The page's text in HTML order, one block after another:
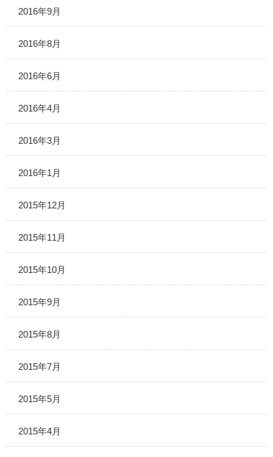
2016年9月
2016年8月
2016年6月
2016年4月
2016年3月
2016年1月
2015年12月
2015年11月
2015年10月
2015年9月
2015年8月
2015年7月
2015年5月
2015年4月